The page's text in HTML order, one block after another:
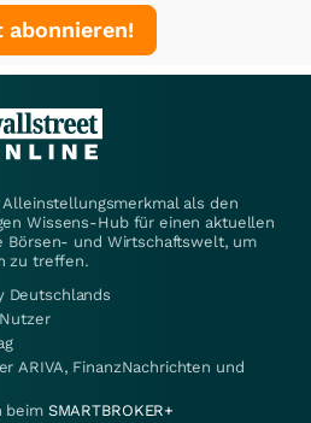
abonnieren!
als den
Wissens-Hub für einen aktuellen
Börsen- und Wirtschaftswelt, um
zu treffen.
Deutschlands
ARIVA, FinanzNachrichten und
beim SMARTBROKER+